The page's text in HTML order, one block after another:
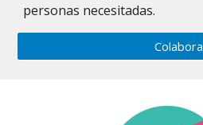
personas necesitadas.
Colabora